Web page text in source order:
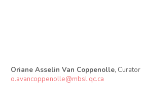
Oriane Asselin Van Coppenolle, Curator
o.avancoppenolle@mbsl.qc.ca